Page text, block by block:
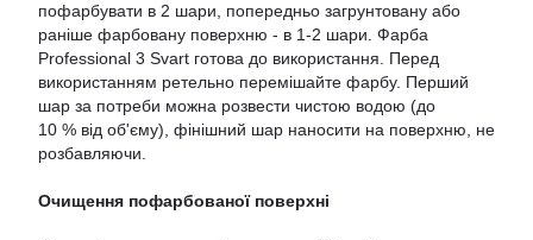
пофарбувати в 2 шари, попередньо загрунтовану або
раніше фарбовану поверхню - в 1-2 шари. Фарба
Professional 3 Svart готова до використання. Перед
використанням ретельно перемішайте фарбу. Перший
шар за потреби можна розвести чистою водою (до
10 % від об'єму), фінішний шар наносити на поверхню, не
розбавляючи.
Очищення пофарбованої поверхні